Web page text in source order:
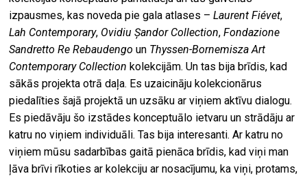
izpausmes, kas noveda pie gala atlases –Laurent Fiévet,
Lah Contemporary, Ovidiu Șandor Collection,Fondazione
Sandretto Re Rebaudengo un Thyssen-Bornemisza Art
Contemporary Collection kolekcijām. Un tas bija brīdis, kad
sākās projekta otrā daļa. Es uzaicināju kolekcionārus
piedalīties šajā projektā un uzsāku ar viņiem aktīvu dialogu.
Es piedāvāju šo izstādes konceptuālo ietvaru un strādāju ar
katru no viņiem individuāli. Tas bija interesanti. Ar katru no
viņiem mūsu sadarbības gaitā pienāca brīdis, kad viņi man
ļāva brīvi rīkoties ar kolekciju ar nosacījumu, ka viņi, protams,